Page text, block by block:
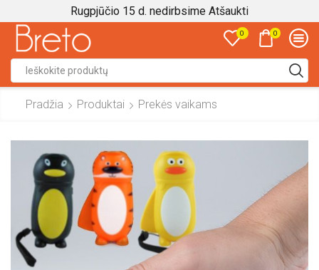
Rugpjūčio 15 d. nedirbsime Atšaukti
0 0
input
Pradžia Produktai Prekės vaikams